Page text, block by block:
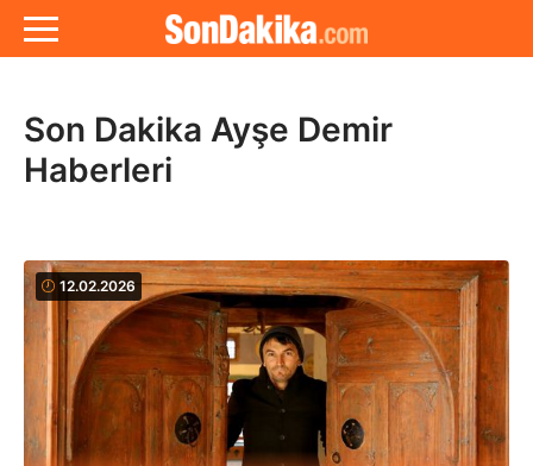
Son Dakika Ayşe Demir
Haberleri
12.02.2026